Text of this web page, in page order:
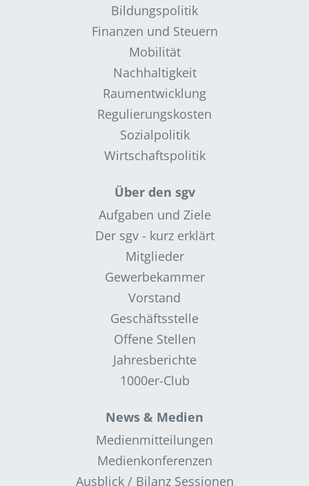
Bildungspolitik
Finanzen und Steuern
Mobilität
Nachhaltigkeit
Raumentwicklung
Regulierungskosten
Sozialpolitik
Wirtschaftspolitik
Über den sgv
Aufgaben und Ziele
Der sgv - kurz erklärt
Mitglieder
Gewerbekammer
Vorstand
Geschäftsstelle
Offene Stellen
Jahresberichte
1000er-Club
News & Medien
Medienmitteilungen
Medienkonferenzen
Ausblick / Bilanz Sessionen